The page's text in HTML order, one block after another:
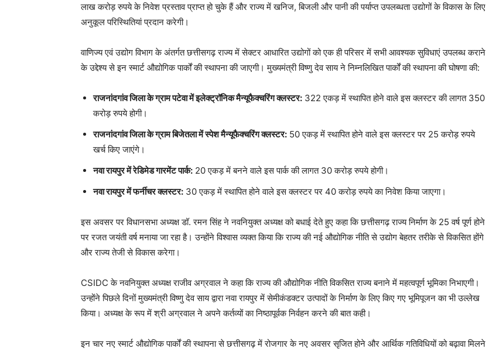
लाख करोड़ रुपये के निवेश प्रस्ताव प्राप्त हो चुके हैं और राज्य में खनिज, बिजली और पानी की पर्याप्त उपलब्धता उद्योगों के विकास के लिए
अनुकूल परिस्थितियां प्रदान करेगी।
वाणिज्य एवं उद्योग विभाग के अंतर्गत छत्तीसगढ़ राज्य में सेक्टर आधारित उद्योगों को एक ही परिसर में सभी आवश्यक सुविधाएं उपलब्ध कराने
के उद्देश्य से इन स्मार्ट औद्योगिक पार्कों की स्थापना की जाएगी। मुख्यमंत्री विष्णु देव साय ने निम्नलिखित पार्कों की स्थापना की घोषणा की:
राजनांदगांव जिला के ग्राम पटेवा में इलेक्ट्रॉनिक मैन्यूफैक्चरिंग क्लस्टर: 322 एकड़ में स्थापित होने वाले इस क्लस्टर की लागत 350
करोड़ रुपये होगी।
राजनांदगांव जिला के ग्राम बिजेतला में स्पेश मैन्यूफैक्चरिंग क्लस्टर: 50 एकड़ में स्थापित होने वाले इस क्लस्टर पर 25 करोड़ रुपये
खर्च किए जाएंगे।
नवा रायपुर में रेडिमेड गारमेंट पार्क: 20 एकड़ में बनने वाले इस पार्क की लागत 30 करोड़ रुपये होगी।
नवा रायपुर में फर्नीचर क्लस्टर: 30 एकड़ में स्थापित होने वाले इस क्लस्टर पर 40 करोड़ रुपये का निवेश किया जाएगा।
इस अवसर पर विधानसभा अध्यक्ष डॉ. रमन सिंह ने नवनियुक्त अध्यक्ष को बधाई देते हुए कहा कि छत्तीसगढ़ राज्य निर्माण के 25 वर्ष पूर्ण होने
पर रजत जयंती वर्ष मनाया जा रहा है। उन्होंने विश्वास व्यक्त किया कि राज्य की नई औद्योगिक नीति से उद्योग बेहतर तरीके से विकसित होंगे
और राज्य तेजी से विकास करेगा।
CSIDC के नवनियुक्त अध्यक्ष राजीव अग्रवाल ने कहा कि राज्य की औद्योगिक नीति विकसित राज्य बनाने में महत्वपूर्ण भूमिका निभाएगी।
उन्होंने पिछले दिनों मुख्यमंत्री विष्णु देव साय द्वारा नवा रायपुर में सेमीकंडक्टर उत्पादों के निर्माण के लिए किए गए भूमिपूजन का भी उल्लेख
किया। अध्यक्ष के रूप में श्री अग्रवाल ने अपने कर्तव्यों का निष्ठापूर्वक निर्वहन करने की बात कही।
इन चार नए स्मार्ट औद्योगिक पार्कों की स्थापना से छत्तीसगढ़ में रोजगार के नए अवसर सृजित होने और आर्थिक गतिविधियों को बढ़ावा मिलने